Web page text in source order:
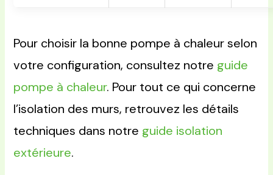
Pour choisir la bonne pompe à chaleur selon
votre configuration, consultez notre guide
pompe à chaleur. Pour tout ce qui concerne
l’isolation des murs, retrouvez les détails
techniques dans notre guide isolation
extérieure.